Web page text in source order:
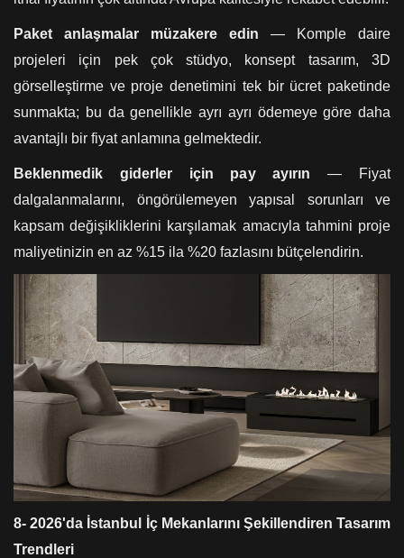
Paket anlaşmalar müzakere edin — Komple daire
projeleri için pek çok stüdyo, konsept tasarım, 3D
görselleştirme ve proje denetimini tek bir ücret paketinde
sunmakta; bu da genellikle ayrı ayrı ödemeye göre daha
avantajlı bir fiyat anlamına gelmektedir.
Beklenmedik giderler için pay ayırın— Fiyat
dalgalanmalarını, öngörülemeyen yapısal sorunları ve
kapsam değişikliklerini karşılamak amacıyla tahmini proje
maliyetinizin en az %15 ila %20 fazlasını bütçelendirin.
8- 2026'da İstanbul İç Mekanlarını Şekillendiren Tasarım
Trendleri